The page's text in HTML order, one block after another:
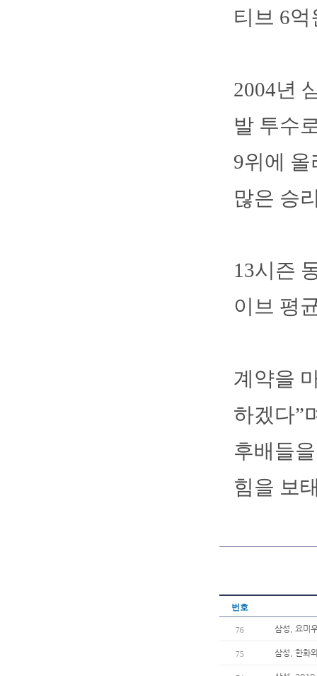
티브 6
2004년
발 투수
9위에
많은 승
13시즌
이브 평
계약을
하겠다”
후배들
힘을 보
번호
76 삼성, 요미
75 삼성, 한화